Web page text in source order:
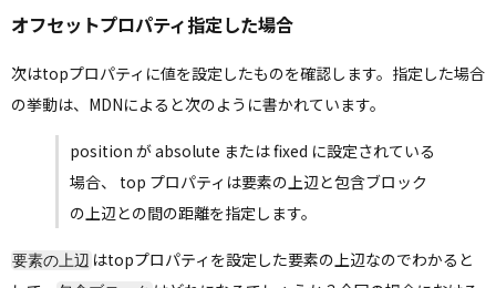
オフセットプロパティ指定した場合
次はtopプロパティに値を設定したものを確認します。指定した場合
の挙動は、MDNによると次のように書かれています。
position が absolute または fixed に設定されている
場合、 top プロパティは要素の上辺と包含ブロック
の上辺との間の距離を指定します。
要素の上辺 はtopプロパティを設定した要素の上辺なのでわかると